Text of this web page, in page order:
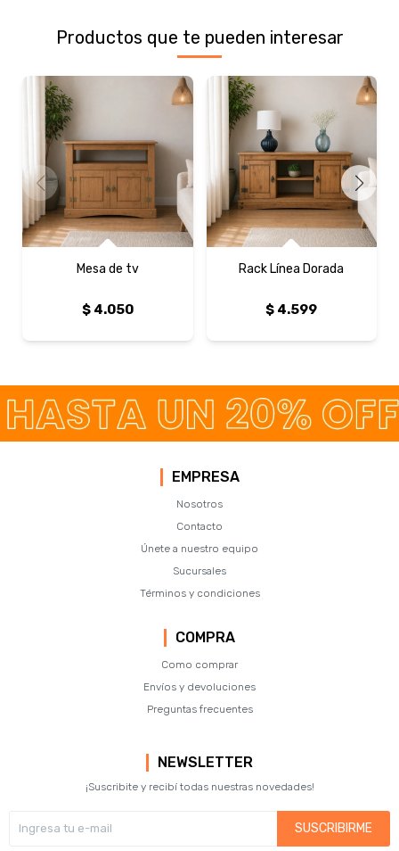
Productos que te pueden interesar
Mesa de tv
$ 4.050
Rack Línea Dorada
$ 4.599
EMPRESA
Nosotros
Contacto
Únete a nuestro equipo
Sucursales
Términos y condiciones
COMPRA
Como comprar
Envíos y devoluciones
Preguntas frecuentes
NEWSLETTER
¡Suscribite y recibí todas nuestras novedades!
SUSCRIBIRME